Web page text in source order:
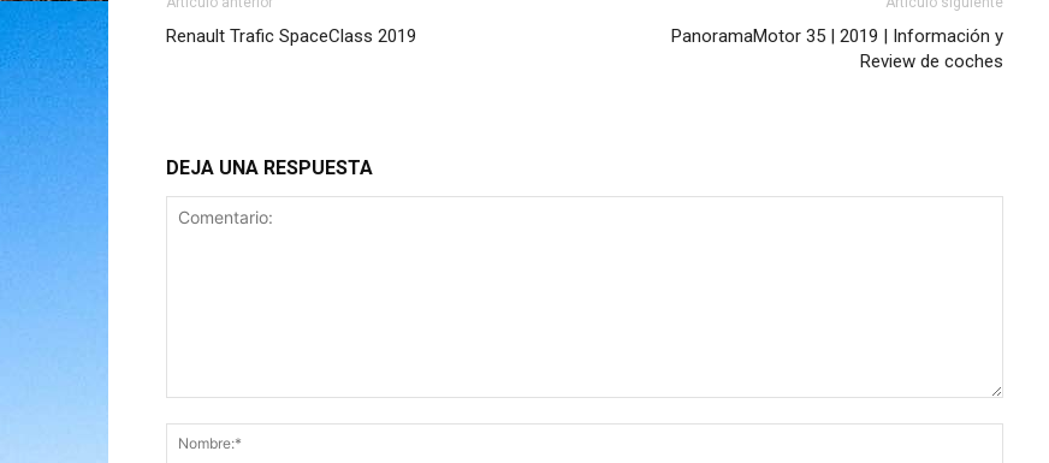
Renault Trafic SpaceClass 2019
PanoramaMotor 35 | 2019 | Información y
Review de coches
DEJA UNA RESPUESTA